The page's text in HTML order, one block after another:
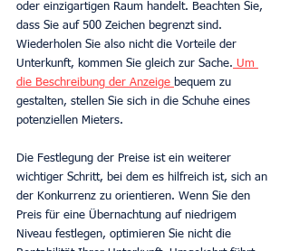
oder einzigartigen Raum handelt. Beachten Sie,
dass Sie auf 500 Zeichen begrenzt sind.
Wiederholen Sie also nicht die Vorteile der
Unterkunft, kommen Sie gleich zur Sache. Um
die Beschreibung der Anzeige bequem zu
gestalten, stellen Sie sich in die Schuhe eines
potenziellen Mieters.
Die Festlegung der Preise ist ein weiterer
wichtiger Schritt, bei dem es hilfreich ist, sich an
der Konkurrenz zu orientieren. Wenn Sie den
Preis für eine Übernachtung auf niedrigem
Niveau festlegen, optimieren Sie nicht die